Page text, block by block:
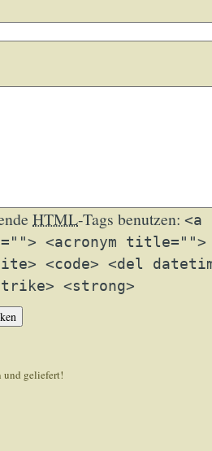
HTML-Tags benutzen:
<acronym title="">
<code> <del
<strong>
und geliefert!